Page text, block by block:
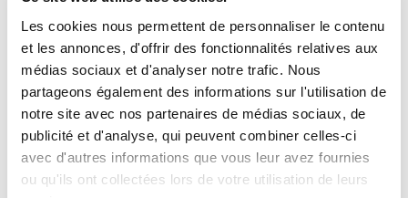
Les cookies nous permettent de personnaliser le contenu
et les annonces, d'offrir des fonctionnalités relatives aux
médias sociaux et d'analyser notre trafic. Nous
partageons également des informations sur l'utilisation de
notre site avec nos partenaires de médias sociaux, de
publicité et d'analyse, qui peuvent combiner celles-ci
avec d'autres informations que vous leur avez fournies
ou qu'ils ont collectées lors de votre utilisation de leurs
10133
Vikan Support Mural
10123
Vikan Support Mural